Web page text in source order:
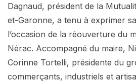
Dagnaud, président de la
et-Garonne, a tenu à exprimer
l’occasion de la réouverture du
Nérac. Accompagné du maire,
Corinne Tortelli, présidente du
commerçants, industriels et